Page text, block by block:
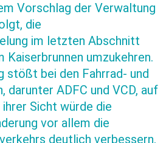
Vorschlag der Verwaltung
die
im letzten Abschnitt
umzukehren.
stößt bei den Fahrrad- und
darunter ADFC und VCD, auf
Sicht würde die
vor allem die
deutlich verbessern.